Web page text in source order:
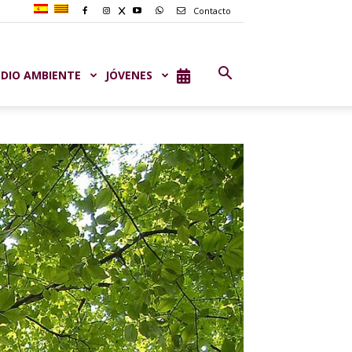
Contacto
AMBIENTE JÓVENES